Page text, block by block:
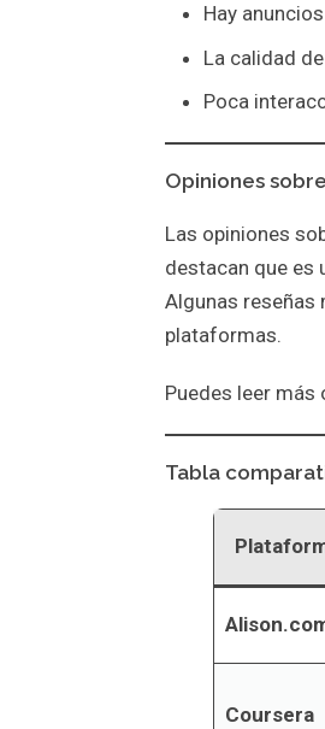
Hay
La calidad
Poca
Opiniones
Las opiniones
destacan que es
Algunas reseñas
plataformas.
Puedes leer más
Tabla
Coursera